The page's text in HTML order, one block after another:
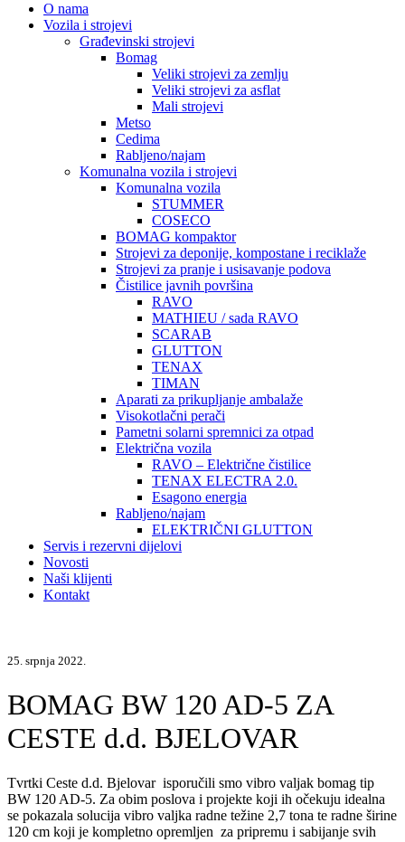
O nama
Vozila i strojevi
Građevinski strojevi
Bomag
Veliki strojevi za zemlju
Veliki strojevi za asflat
Mali strojevi
Metso
Cedima
Rabljeno/najam
Komunalna vozila i strojevi
Komunalna vozila
STUMMER
COSECO
BOMAG kompaktor
Strojevi za deponije, kompostane i reciklaže
Strojevi za pranje i usisavanje podova
Čistilice javnih površina
RAVO
MATHIEU / sada RAVO
SCARAB
GLUTTON
TENAX
TIMAN
Aparati za prikupljanje ambalaže
Visokotlačni perači
Pametni solarni spremnici za otpad
Električna vozila
RAVO – Električne čistilice
TENAX ELECTRA 2.0.
Esagono energia
Rabljeno/najam
ELEKTRIČNI GLUTTON
Servis i rezervni dijelovi
Novosti
Naši klijenti
Kontakt
25. srpnja 2022.
BOMAG BW 120 AD-5 ZA
CESTE d.d. BJELOVAR
Tvrtki Ceste d.d. Bjelovar isporučili smo vibro valjak bomag tip
BW 120 AD-5. Za obim poslova i projekte koji ih očekuju idealna
se pokazala solucija vibro valjka radne težine 2,7 tona te radne širine
120 cm koji je kompletno opremljen za pripremu i sabijanje svih